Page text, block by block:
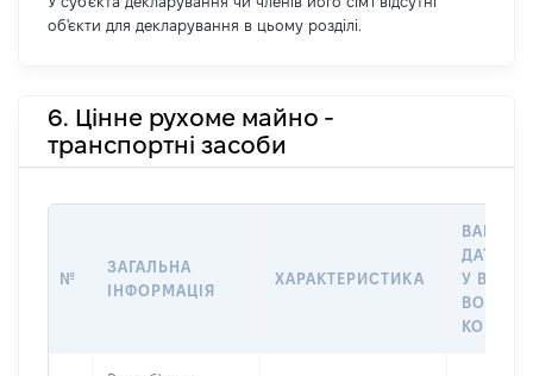
об'єкти для декларування в цьому розділі.
6. Цінне рухоме майно -
транспортні засоби
№
ЗАГАЛЬНА
ІНФОРМАЦІЯ
ХАРАКТЕРИСТИКА
ДАТУ
У